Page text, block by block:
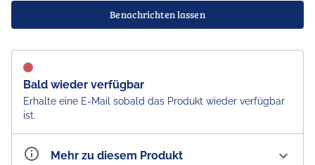
Benachrichten lassen
Bald wieder verfügbar
Erhalte eine E-Mail sobald das Produkt wieder verfügbar
ist.
Mehr zu diesem Produkt